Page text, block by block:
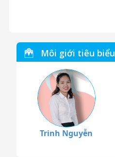
Môi giới tiêu biểu
Trinh Nguyễn